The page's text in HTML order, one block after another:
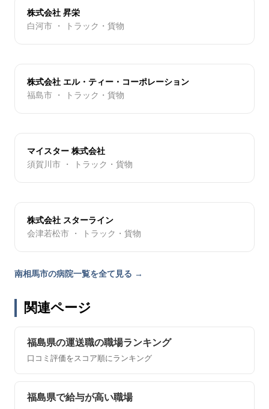
株式会社 昇栄
白河市 ・ トラック・貨物
株式会社 エル・ティー・コーポレーション
福島市 ・ トラック・貨物
マイスター 株式会社
須賀川市 ・ トラック・貨物
株式会社 スターライン
会津若松市 ・ トラック・貨物
南相馬市の病院一覧を全て見る →
関連ページ
福島県の運送職の職場ランキング
口コミ評価をスコア順にランキング
福島県で給与が高い職場